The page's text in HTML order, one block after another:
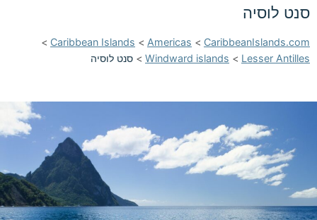
סנט לוסיה
CaribbeanIslands.com
>
Americas
>
Caribbean Islands
>
Lesser Antilles
>
Windward islands
> סנט לוסיה